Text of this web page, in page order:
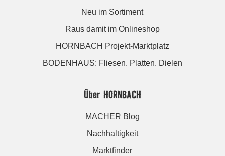
Neu im Sortiment
Raus damit im Onlineshop
HORNBACH Projekt-Marktplatz
BODENHAUS: Fliesen. Platten. Dielen
Über HORNBACH
MACHER Blog
Nachhaltigkeit
Marktfinder